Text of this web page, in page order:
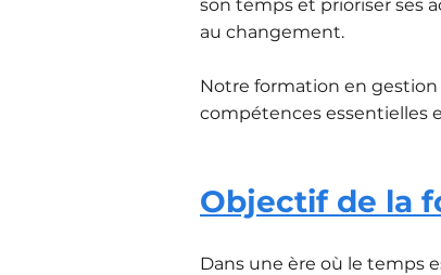
son temps et prioriser ses
au changement.
Notre formation en
compétences essentielles
Objectif de la
Dans une ère où le temps